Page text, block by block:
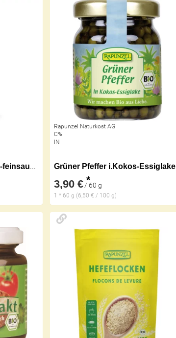
Grillsauce Cajun Island -feinsauer-würzig,
Rapunzel Naturkost AG
C%
IN
Grüner Pfeffer i.Kokos-Essiglake
3,90 €*
/ 60 g
1 * 60 g (6,50 € / 100 g)